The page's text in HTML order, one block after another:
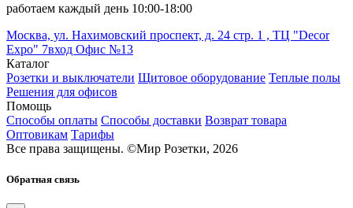
работаем каждый день 10:00-18:00
Москва, ул. Нахимовский проспект, д. 24 стр. 1 , ТЦ "Decor
Expo" 7вход Офис №13
Каталог
Розетки и выключатели Щитовое оборудование Теплые полы
Решения для офисов
Помощь
Способы оплаты Способы доставки Возврат товара
Оптовикам Тарифы
Все права защищены. ©Мир Розетки, 2026
Обратная связь